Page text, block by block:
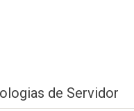
de Servidor